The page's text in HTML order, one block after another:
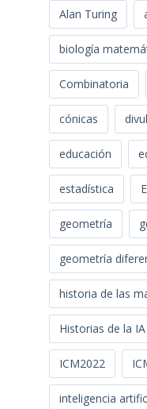
Alan Turing
biología
Combinatoria
cónicas
educación
estadística
geometría
geometría
historia de las
Historias de la IA
ICM2022
inteligencia